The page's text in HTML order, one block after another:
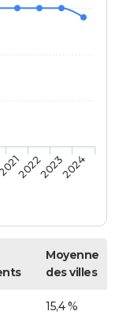
202220232024
Moyenne
des villes
15,4 %